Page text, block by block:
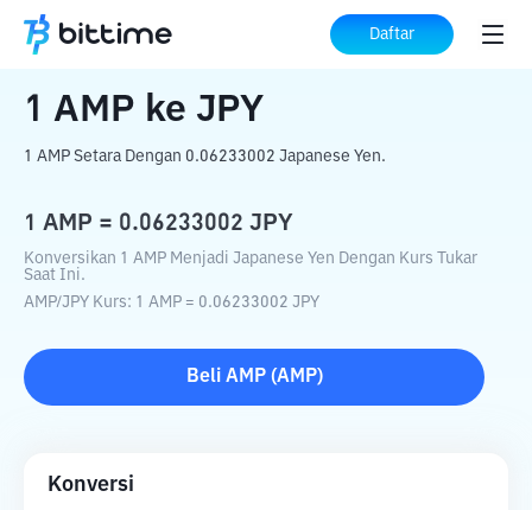
Daftar
Beranda Konverter Kripto ke JPY
1 AMP ke JPY
1 AMP Setara Dengan 0.06233002 Japanese Yen.
1 AMP = 0.06233002 JPY
Konversikan 1 AMP Menjadi Japanese Yen Dengan Kurs Tukar
Saat Ini.
AMP/JPY Kurs: 1 AMP = 0.06233002 JPY
Beli AMP(AMP)
Konversi